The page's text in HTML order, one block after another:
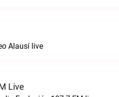
Alausí live
Live